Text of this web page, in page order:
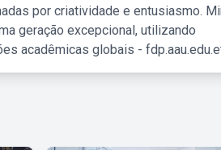
por criatividade e entusiasmo.
geração excepcional, utilizando
acadêmicas globais -